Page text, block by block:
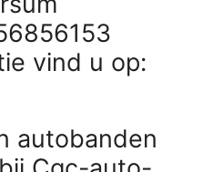
vind u op:
autobanden